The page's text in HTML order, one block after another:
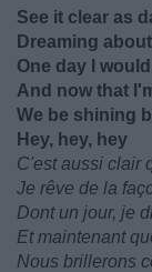
See it clear as
Dreaming
One day I
And now that
We be shining
Hey, hey, hey
C'est aussi clair
Je rêve de la
Dont un jour, je
Et maintenant
Nous brillerons